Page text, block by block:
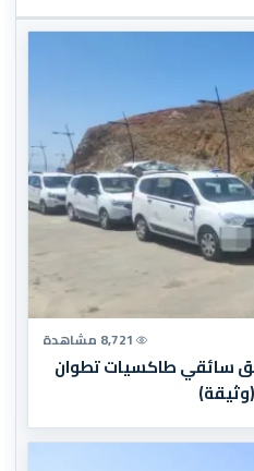
8,721 مشاهدة
سائقي طاكسيات تطوان